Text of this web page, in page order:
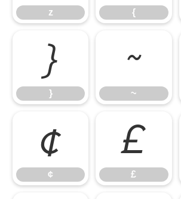
z {
}
}
~
~
¢
¢
£
£